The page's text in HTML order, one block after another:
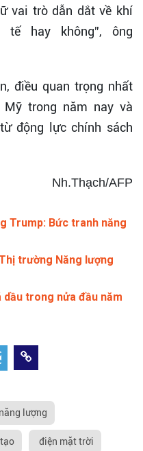
vai trò dẫn dắt về khí
hay không”, ông
điều quan trọng nhất
trong năm nay và
động lực chính sách
Nh.Thạch/AFP
Trump: Bức tranh năng
trường Năng lượng
trong nửa đầu năm
lượng
điện mặt trời